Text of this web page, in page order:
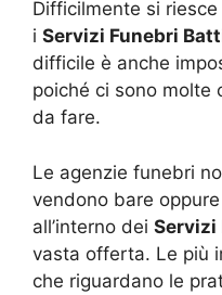
Difficilmente si
i Servizi Funebri
difficile è anche
poiché ci sono molte
da fare.
Le agenzie funebri
vendono bare
all’interno dei Servizi
vasta offerta. Le più
che riguardano le